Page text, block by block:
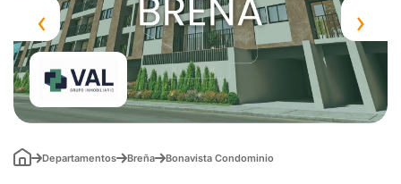
‹ ›
Departamentos Breña Bonavista Condominio